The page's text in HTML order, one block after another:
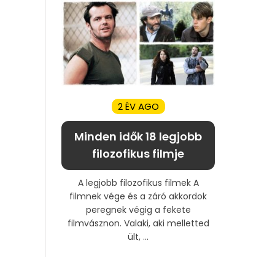
2 ÉV AGO
Minden idők 18 legjobb
filozofikus filmje
A legjobb filozofikus filmek A
filmnek vége és a záró akkordok
peregnek végig a fekete
filmvásznon. Valaki, aki melletted
ült, ...